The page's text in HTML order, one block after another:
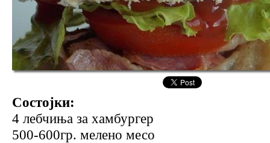
Состојки:
4 лебчиња за хамбургер
500-600гр. мелено месо